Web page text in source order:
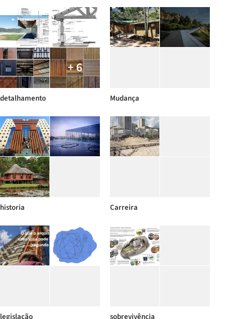
+ 6
detalhamento Mudança
historia Carreira
legislação sobrevivência